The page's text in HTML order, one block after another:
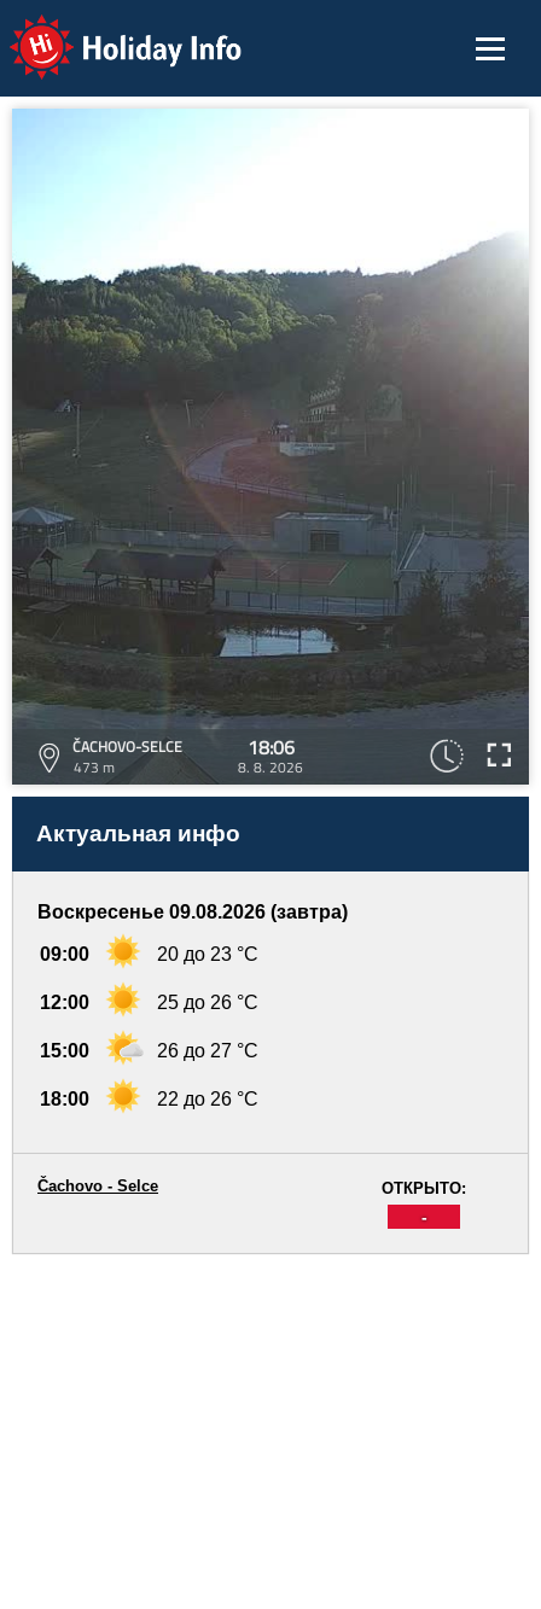
Holiday Info
ČACHOVO-SELCE
473 m
18:06
8. 8. 2026
Актуальная инфо
Воскресенье 09.08.2026 (завтра)
09:00 20 до 23 °C
12:00 25 до 26 °C
15:00 26 до 27 °C
18:00 22 до 26 °C
ОТКРЫТО:
-
Čachovo - Selce